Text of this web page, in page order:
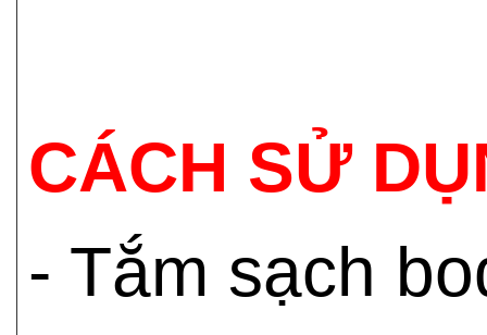
CÁCH SỬ
- Tắm sạch